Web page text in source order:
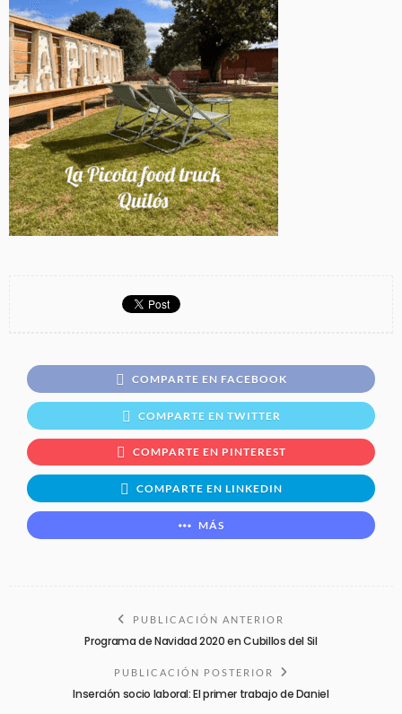
COMPARTE EN FACEBOOK
COMPARTE EN TWITTER
COMPARTE EN PINTEREST
COMPARTE EN LINKEDIN
MÁS
PUBLICACIÓN ANTERIOR
Programa de Navidad 2020 en Cubillos del Sil
PUBLICACIÓN POSTERIOR
Inserción socio laboral: El primer trabajo de Daniel